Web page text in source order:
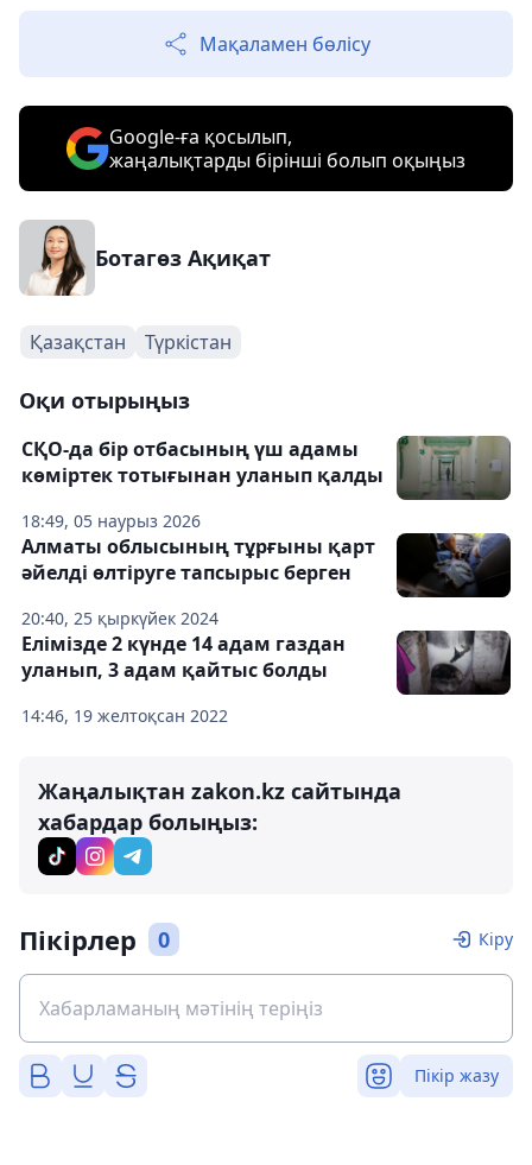
Мақаламен бөлісу
Google-ға қосылып,
жаңалықтарды бірінші болып оқыңыз
Ботагөз Ақиқат
Қазақстан Түркістан
Оқи отырыңыз
18:49, 05 наурыз 2026
СҚО-да бір отбасының үш адамы
көміртек тотығынан уланып қалды
20:40, 25 қыркүйек 2024
Алматы облысының тұрғыны қарт
әйелді өлтіруге тапсырыс берген
14:46, 19 желтоқсан 2022
Елімізде 2 күнде 14 адам газдан
уланып, 3 адам қайтыс болды
Жаңалықтан zakon.kz сайтында
хабардар болыңыз:
Пікірлер 0 Кіру
Пікір жазу